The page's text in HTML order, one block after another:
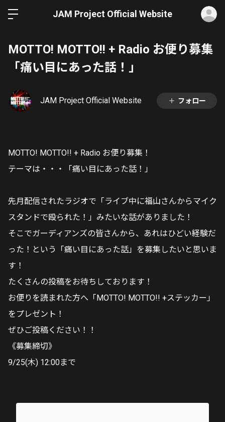
JAM Project Official Website
MOTTO! MOTTO!! + Radio お便り募集
「痛い目にあった話！」
JAM Project Official Website フォロー
MOTTO! MOTTO!! + Radio お便り募集！
テーマは・・・「痛い目にあった話！」
先月配信されたラジオで「ライブ中に福山さんからマイク
スタンドで殴られた！」みたいな話がありました！
そこでガーディアンズの皆さんから、あれはひどい経験だ
った！という「痛い目にあった話」を募集したいと思いま
す！
たくさんの投稿をお待ちしております！
お便りを読まれた方へ「MOTTO! MOTTO!! +ステッカー」
をプレゼント！
ぜひご投稿ください！！
《募集締切》
9/25(木) 12:00まで